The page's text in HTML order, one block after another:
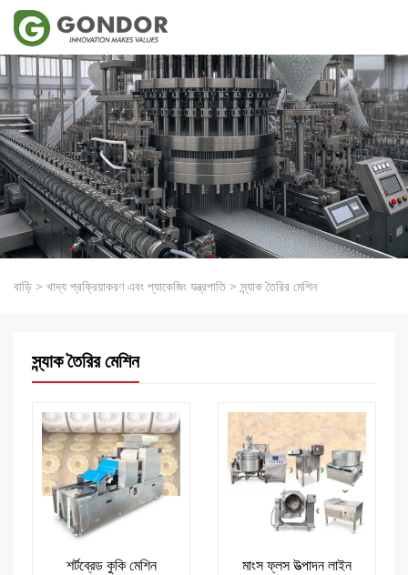
বাড়ি > খাদ্য প্রক্রিয়াকরণ এবং প্যাকেজিং যন্ত্রপাতি> স্ন্যাক তৈরির মেশিন
স্ন্যাক তৈরির মেশিন
শর্টব্রেড কুকি মেশিন মাংস ফ্লস উত্পাদন লাইন